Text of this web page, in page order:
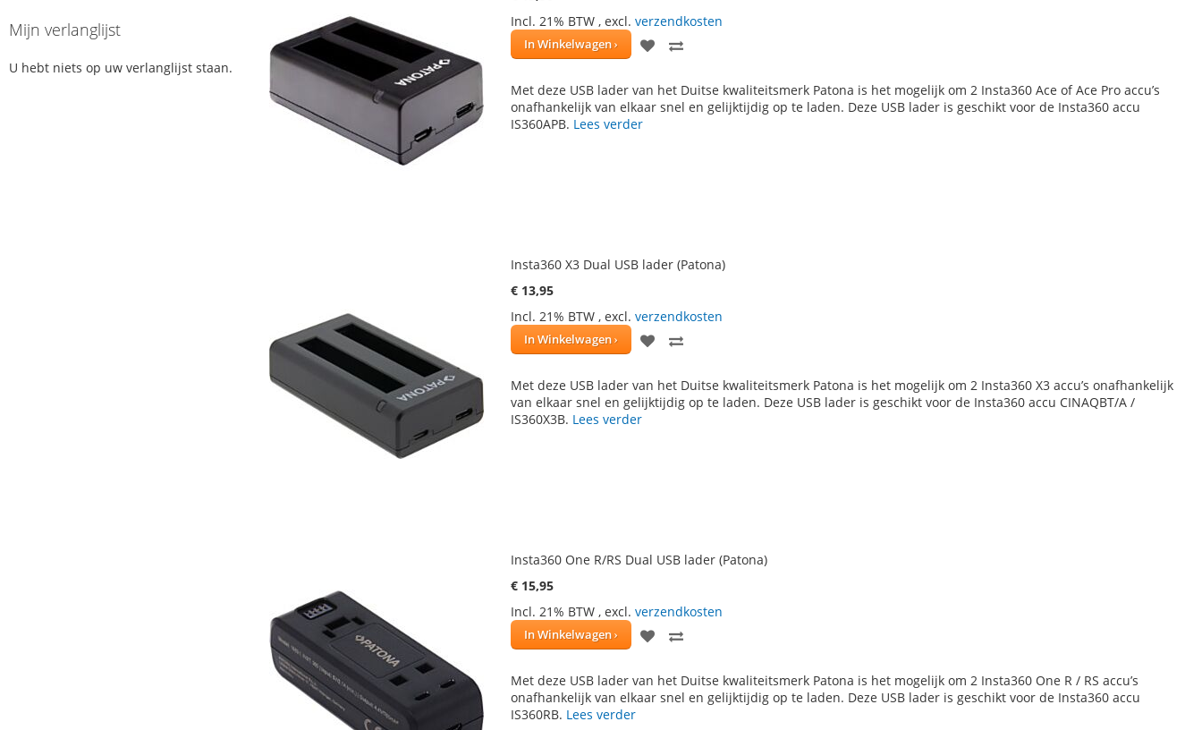
Incl. 21% BTW , excl. verzendkosten
In Winkelwagen
VOEG
AANTE
Met deze USB lader van het Duitse kwaliteitsmerk Patona is het mogelijk om 2 Insta360 Ace of Ace Pro accu’s
onafhankelijk van elkaar snel en gelijktijdig op te laden. Deze USB lader is geschikt voor de Insta360 accu
IS360APB. Lees verder
Insta360 X3 Dual USB lader (Patona)
€ 13,95
Incl. 21% BTW , excl. verzendkosten
In Winkelwagen
VOEG
AANTE
Met deze USB lader van het Duitse kwaliteitsmerk Patona is het mogelijk om 2 Insta360 X3 accu’s onafhankelijk
van elkaar snel en gelijktijdig op te laden. Deze USB lader is geschikt voor de Insta360 accu CINAQBT/A /
IS360X3B. Lees verder
Insta360 One R/RS Dual USB lader (Patona)
€ 15,95
Incl. 21% BTW , excl. verzendkosten
In Winkelwagen
VOEG
AANTE
Met deze USB lader van het Duitse kwaliteitsmerk Patona is het mogelijk om 2 Insta360 One R / RS accu’s
onafhankelijk van elkaar snel en gelijktijdig op te laden. Deze USB lader is geschikt voor de Insta360 accu
IS360RB. Lees verder
Mijn verlanglijst
U hebt niets op uw verlanglijst staan.